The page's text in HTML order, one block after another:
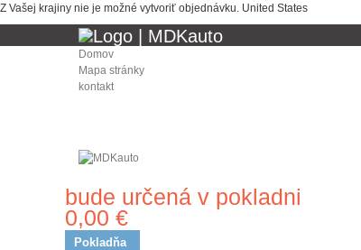
Z Vašej krajiny nie je možné vytvoriť objednávku. United States
Domov
Mapa stránky
kontakt
bude určená v pokladni
0,00 €
Pokladňa